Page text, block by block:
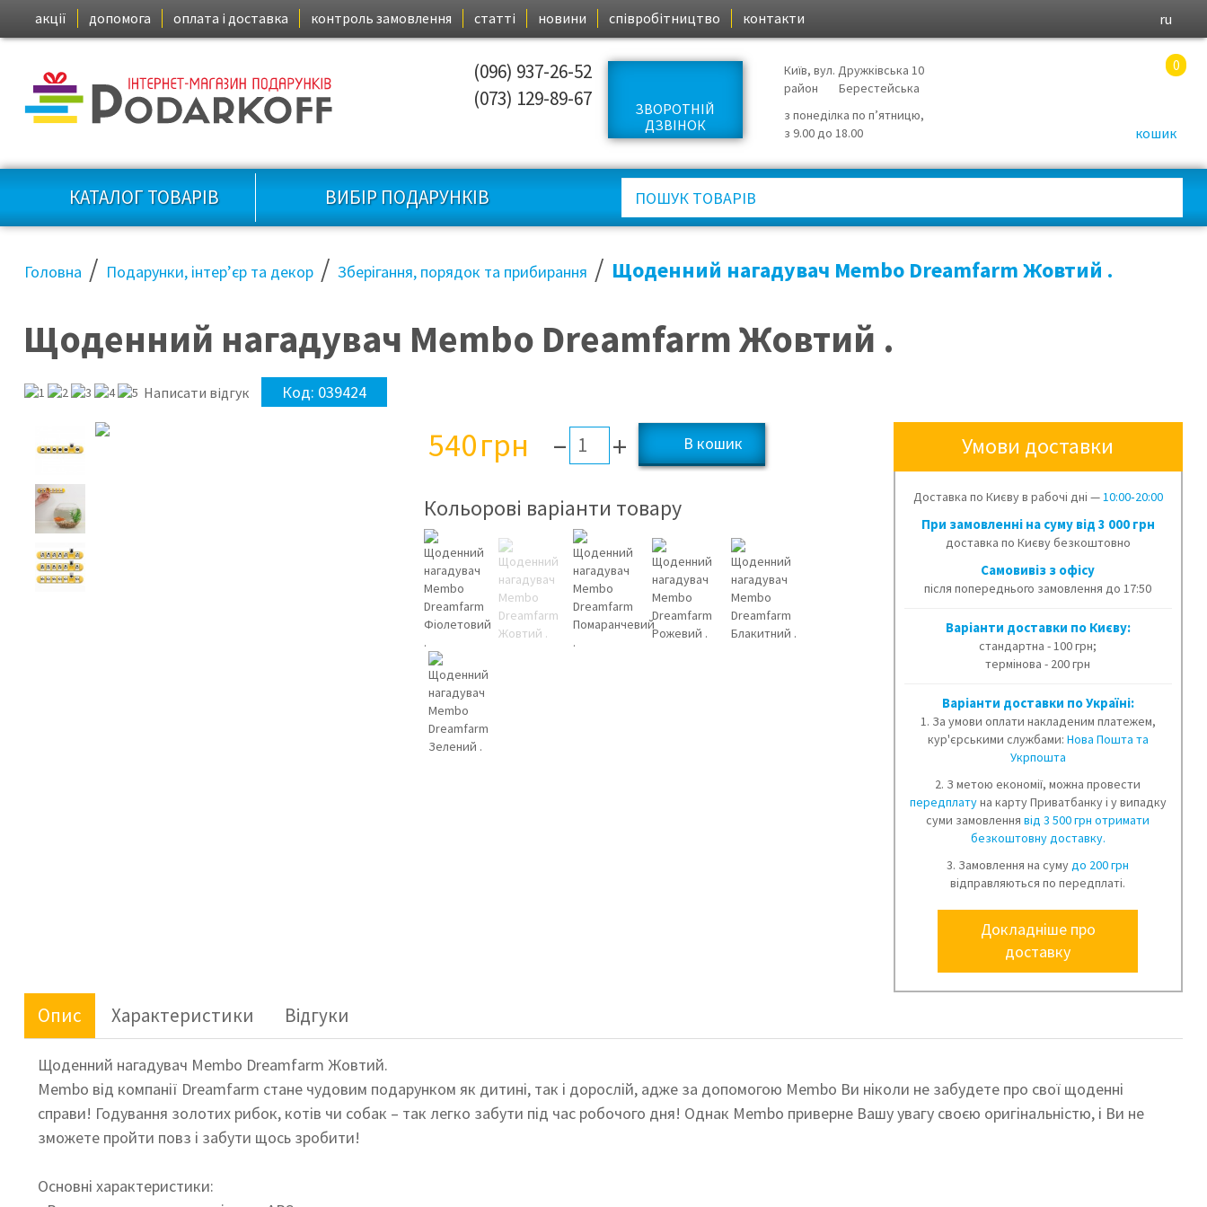
акції допомога оплата і доставка контроль замовлення статті новини співробітництво контакти ru
(096) 937-26-52
(073) 129-89-67
ЗВОРОТНІЙ
ДЗВІНОК
Київ, вул. Дружківська 10
район
Берестейська
з понеділка по п’ятницю,
з 9.00 до 18.00
0
кошик
КАТАЛОГ ТОВАРІВ ВИБІР ПОДАРУНКІВ
Головна / Подарунки, інтер’єр та декор / Зберігання, порядок та прибирання / Щоденний нагадувач Membo Dreamfarm Жовтий .
Щоденний нагадувач Membo Dreamfarm Жовтий .
Написати відгук Код: 039424
540грн – +
Кольорові варіанти товару
Умови доставки
Доставка по Києву в рабочі дні —10:00‑20:00
При замовленні на суму від 3 000 грн
доставка по Києву безкоштовно
Cамовивіз з офісу
після попереднього замовлення до 17:50
Варіанти доставки по Києву:
стандартна - 100 грн;
термінова - 200 грн
Варіанти доставки по Україні:
1. За умови оплати накладеним платежем,
кур'єрськими службами: Нова Пошта та
Укрпошта
2. З метою економії, можна провести
передплатуна карту Приватбанку і у випадку
суми замовленнявід 3 500 грн отримати
безкоштовну доставку.
3. Замовлення на сумудо 200 грн
відправляються по передплаті.
Докладніше про
доставку
Опис Характеристики Відгуки
Щоденний нагадувач Membo Dreamfarm Жовтий.
Membo від компанії Dreamfarm стане чудовим подарунком як дитині, так і дорослій, адже за допомогою Membo Ви ніколи не забудете про свої щоденні
справи! Годування золотих рибок, котів чи собак – так легко забути під час робочого дня! Однак Membo приверне Вашу увагу своєю оригінальністю, і Ви не
зможете пройти повз і забути щось зробити!
Основні характеристики: